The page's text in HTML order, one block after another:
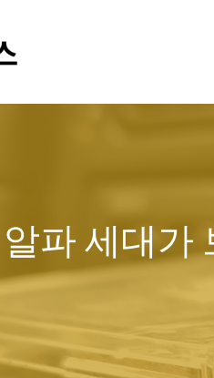
파 세대